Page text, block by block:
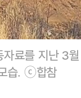
자료를 지난 3
습. ⓒ합참